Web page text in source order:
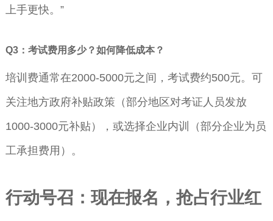
上手更快。”
Q3：考试费用多少？如何降低成本？
培训费通常在2000-5000元之间，考试费约500元。可
关注地方政府补贴政策（部分地区对考证人员发放
1000-3000元补贴），或选择企业内训（部分企业为员
工承担费用）。
行动号召：现在报名，抢占行业红